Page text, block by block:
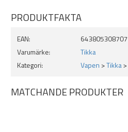
PRODUKTFAKTA
EAN:
Varumärke:
Tikka
Kategori:
Vapen >Tikka>
MATCHANDE PRODUKTER